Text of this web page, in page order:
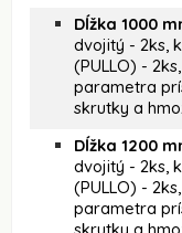
Dĺžka 1000
dvojitý - 2ks,
(PULLO) -
parametra
skrutky a
Dĺžka 1200
dvojitý - 2ks,
(PULLO) -
parametra